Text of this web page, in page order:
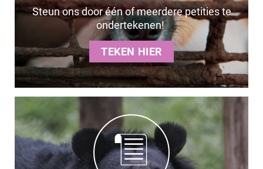
Steun ons door één of meerdere petities te
ondertekenen!
TEKEN HIER